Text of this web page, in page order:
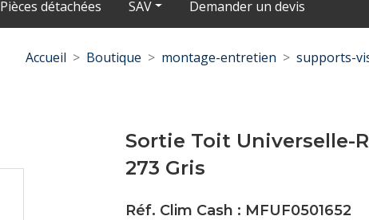
Pièces détachées SAV Demander un devis
Accueil Boutique montage-entretien supports-
Sortie Toit Universelle-
273 Gris
Réf. Clim Cash : MFUF0501652